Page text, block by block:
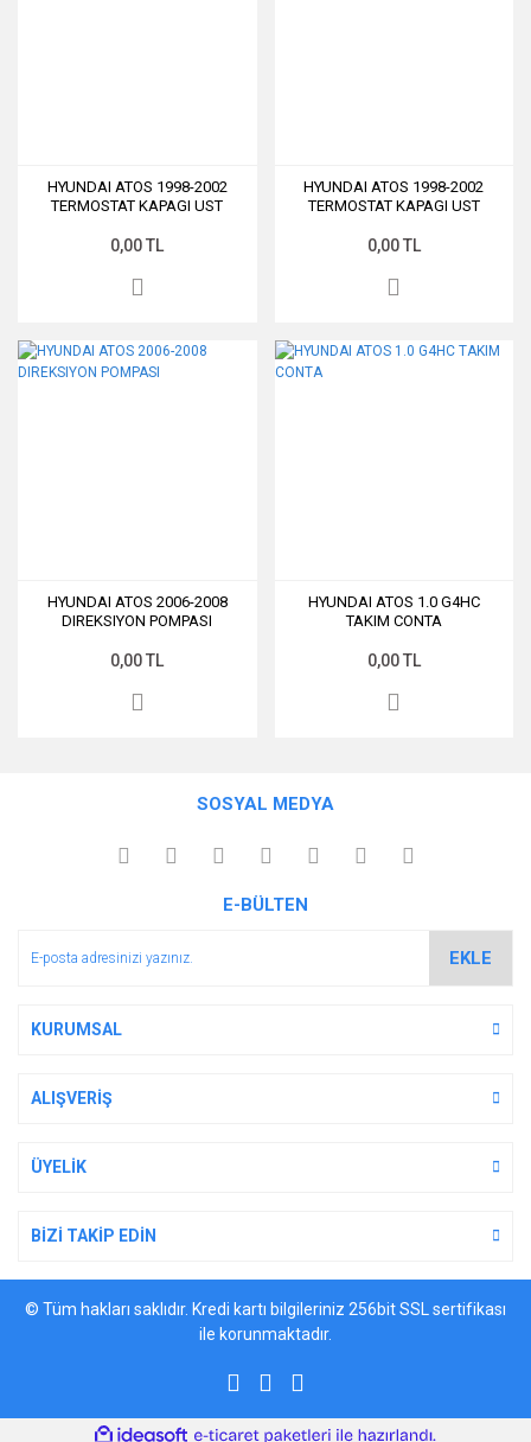
HYUNDAI ATOS 1998-2002
TERMOSTAT KAPAGI UST
0,00 TL
HYUNDAI ATOS 1998-2002
TERMOSTAT KAPAGI UST
0,00 TL
HYUNDAI ATOS 2006-2008
DIREKSIYON POMPASI
0,00 TL
HYUNDAI ATOS 1.0 G4HC
TAKIM CONTA
0,00 TL
SOSYAL MEDYA
E-BÜLTEN
EKLE
KURUMSAL
ALIŞVERİŞ
ÜYELİK
BİZİ TAKİP EDİN
© Tüm hakları saklıdır. Kredi kartı bilgileriniz 256bit SSL sertifikası
ile korunmaktadır.
ideasoft e-